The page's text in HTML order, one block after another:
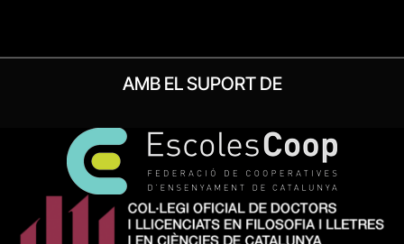
AMB EL SUPORT DE